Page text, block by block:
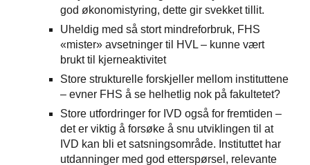
god økonomistyring, dette gir svekket tillit.
Uheldig med så stort mindreforbruk, FHS
«mister» avsetninger til HVL – kunne vært
brukt til kjerneaktivitet
Store strukturelle forskjeller mellom instituttene
– evner FHS å se helhetlig nok på fakultetet?
Store utfordringer for IVD også for fremtiden –
det er viktig å forsøke å snu utviklingen til at
IVD kan bli et satsningsområde. Instituttet har
utdanninger med god etterspørsel, relevante